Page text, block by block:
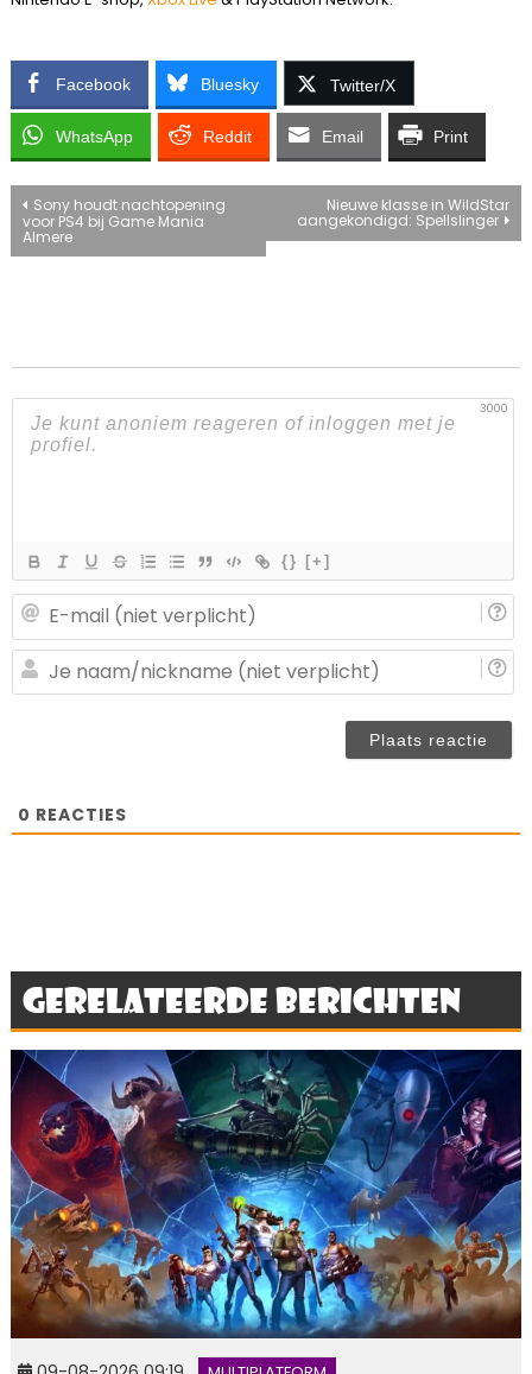
Facebook Bluesky Twitter/X
WhatsApp Reddit Email Print
Bericht
navigatie
Sony houdt nachtopening
voor PS4 bij Game Mania
Almere
Nieuwe klasse in WildStar
aangekondigd: Spellslinger
3000
{} [+]
0 REACTIES
Gerelateerde berichten